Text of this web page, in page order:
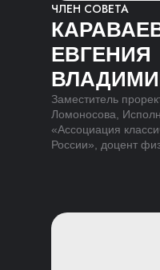
ЧЛЕН СОВЕТА
ЕВГЕНИЯ
Заместитель
Ломоносова,
«Ассоциация
России», доцент